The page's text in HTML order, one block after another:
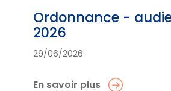
Ordonnance -
2026
29/06/2026
En savoir plus